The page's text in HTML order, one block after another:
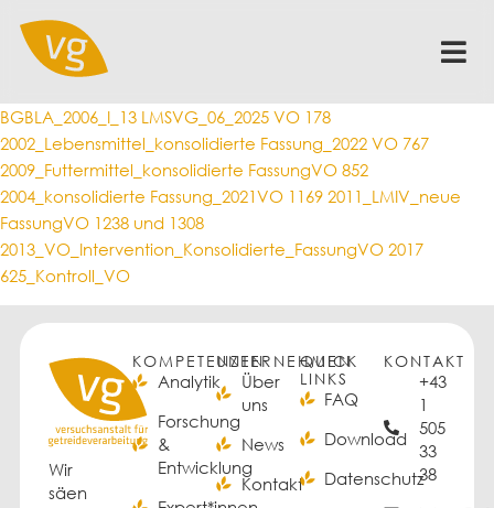
BGBLA_2006_I_13 LMSVG_06_2025 VO 178
2002_Lebensmittel_konsolidierte Fassung_2022 VO 767
2009_Futtermittel_konsolidierte FassungVO 852
2004_konsolidierte Fassung_2021VO 1169 2011_LMIV_neue
FassungVO 1238 und 1308
2013_VO_Intervention_Konsolidierte_FassungVO 2017
625_Kontroll_VO
Wir
säen
KOMPETENZEN
Analytik
Forschung
&
Entwicklung
UNTERNEHMEN
Über
uns
News
Kontakt
QUICK
LINKS
FAQ
Download
Datenschutz
KONTAKT
+43
1
505
33
38